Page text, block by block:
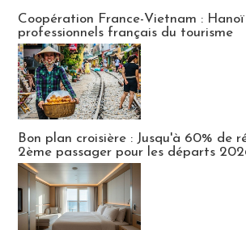
Coopération France-Vietnam :
professionnels français du tourisme
Bon plan croisière : Jusqu'à 60% de
2ème passager pour les départs